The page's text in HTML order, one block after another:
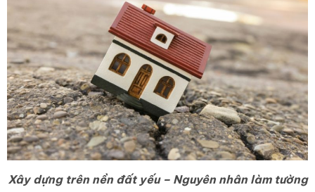
Xây dựng trên nền đất yếu – Nguyên nhân làm tường